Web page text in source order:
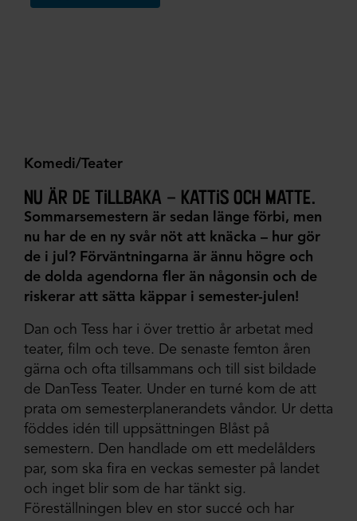
Komedi/Teater
nu är de tillbaka – kattis och matte.
Sommarsemestern är sedan länge förbi, men
nu har de en ny svår nöt att knäcka – hur gör
de i jul? Förväntningarna är ännu högre och
de dolda agendorna fler än någonsin och de
riskerar att sätta käppar i semester-julen!
Dan och Tess har i över trettio år arbetat med
teater, film och teve. De senaste femton åren
gärna och ofta tillsammans och till sist bildade
de DanTess Teater. Under en turné kom de att
prata om semesterplanerandets våndor. Ur detta
föddes idén till uppsättningen Blåst på
semestern. Den handlade om ett medelålders
par, som ska fira en veckas semester på landet
och inget blir som de har tänkt sig.
Föreställningen blev en stor succé och har